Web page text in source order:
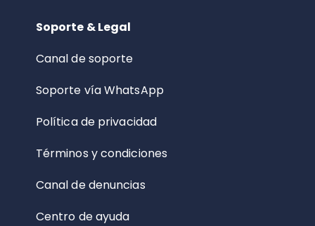
Soporte & Legal
Canal de soporte
Soporte vía WhatsApp
Política de privacidad
Términos y condiciones
Canal de denuncias
Centro de ayuda